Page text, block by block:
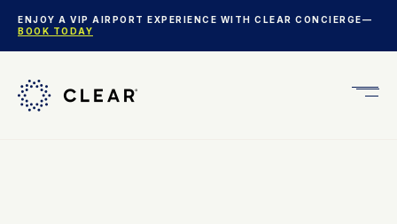
ENJOY A VIP AIRPORT EXPERIENCE WITH CLEAR CONCIERGE—
BOOK TODAY